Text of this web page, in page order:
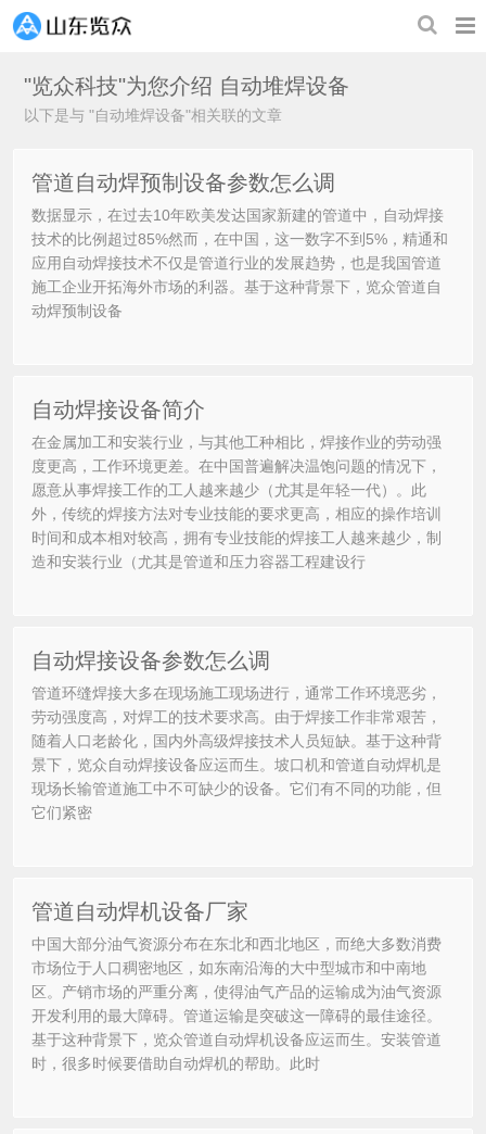
"览众科技"为您介绍 自动堆焊设备
以下是与 "自动堆焊设备"相关联的文章
管道自动焊预制设备参数怎么调
数据显示，在过去10年欧美发达国家新建的管道中，自动焊接
技术的比例超过85%然而，在中国，这一数字不到5%，精通和
应用自动焊接技术不仅是管道行业的发展趋势，也是我国管道
施工企业开拓海外市场的利器。基于这种背景下，览众管道自
动焊预制设备
自动焊接设备简介
在金属加工和安装行业，与其他工种相比，焊接作业的劳动强
度更高，工作环境更差。在中国普遍解决温饱问题的情况下，
愿意从事焊接工作的工人越来越少（尤其是年轻一代）。此
外，传统的焊接方法对专业技能的要求更高，相应的操作培训
时间和成本相对较高，拥有专业技能的焊接工人越来越少，制
造和安装行业（尤其是管道和压力容器工程建设行
自动焊接设备参数怎么调
管道环缝焊接大多在现场施工现场进行，通常工作环境恶劣，
劳动强度高，对焊工的技术要求高。由于焊接工作非常艰苦，
随着人口老龄化，国内外高级焊接技术人员短缺。基于这种背
景下，览众自动焊接设备应运而生。坡口机和管道自动焊机是
现场长输管道施工中不可缺少的设备。它们有不同的功能，但
它们紧密
管道自动焊机设备厂家
中国大部分油气资源分布在东北和西北地区，而绝大多数消费
市场位于人口稠密地区，如东南沿海的大中型城市和中南地
区。产销市场的严重分离，使得油气产品的运输成为油气资源
开发利用的最大障碍。管道运输是突破这一障碍的最佳途径。
基于这种背景下，览众管道自动焊机设备应运而生。安装管道
时，很多时候要借助自动焊机的帮助。此时